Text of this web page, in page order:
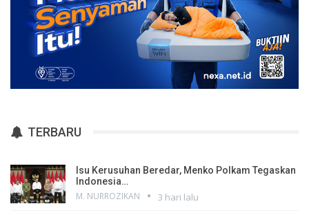
TERBARU
Isu Kerusuhan Beredar, Menko Polkam Tegaskan
Indonesia…
M. NURROZIKAN 3 hari lalu